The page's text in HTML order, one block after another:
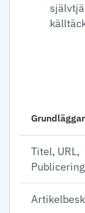
Titel, URL,